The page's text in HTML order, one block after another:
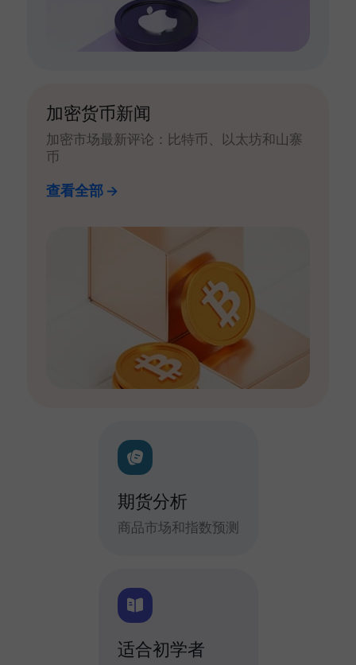
加密货币新闻
加密市场最新评论：比特币、以太坊和山寨
币
查看全部
期货分析
商品市场和指数预测
适合初学者